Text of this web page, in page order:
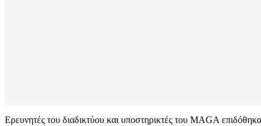
Ερευνητές του διαδικτύου και υποστηρικτές του MAGA